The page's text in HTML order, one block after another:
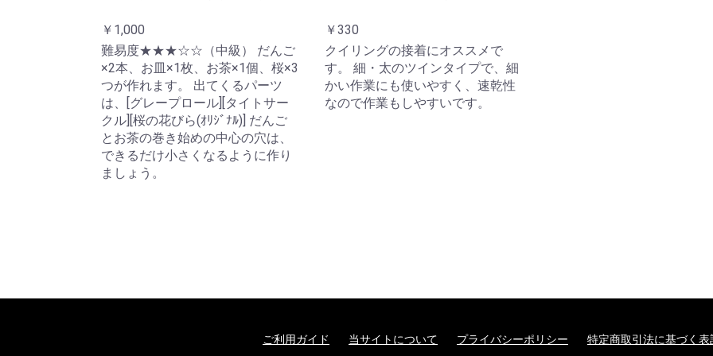
￥1,000
難易度★★★☆☆（中級） だんご
×2本、お皿×1枚、お茶×1個、桜×3
つが作れます。 出てくるパーツ
は、[グレープロール][タイトサー
クル][桜の花びら(ｵﾘｼﾞﾅﾙ)] だんご
とお茶の巻き始めの中心の穴は、
できるだけ小さくなるように作り
ましょう。
￥330
クイリングの接着にオススメで
す。 細・太のツインタイプで、細
かい作業にも使いやすく、速乾性
なので作業もしやすいです。
ご利用ガイド 当サイトについて プライバシーポリシー 特定商取引法に基づく表